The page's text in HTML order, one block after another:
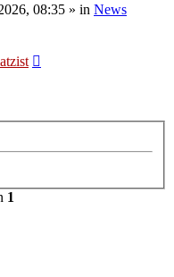
08:35 » in News
1